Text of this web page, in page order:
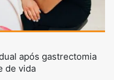
após gastrectomia
de vida